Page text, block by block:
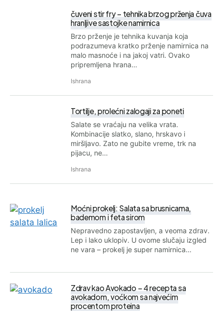
čuveni stir fry – tehnika brzog prženja čuva
hranljive sastojke namirnica
Brzo prženje je tehnika kuvanja koja
podrazumeva kratko prženje namirnica na
malo masnoće i na jakoj vatri. Ovako
pripremljena hrana…
Ishrana
Tortilje, prolećni zalogaji za poneti
Salate se vraćaju na velika vrata.
Kombinacije slatko, slano, hrskavo i
miršljavo. Zato ne gubite vreme, trk na
pijacu, ne…
Ishrana
Moćni prokelj: Salata sa brusnicama,
bademom i feta sirom
Nepravedno zapostavljen, a veoma zdrav.
Lep i lako uklopiv. U ovome slučaju izgled
ne vara – prokelj je super namirnica…
Zdrav kao Avokado – 4 recepta sa
avokadom, voćkom sa najvećim
procentom proteina